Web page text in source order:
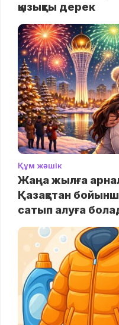
қызықты дерек
Құм жәшік
Жаңа жылға
Қазақстан
сатып алуға